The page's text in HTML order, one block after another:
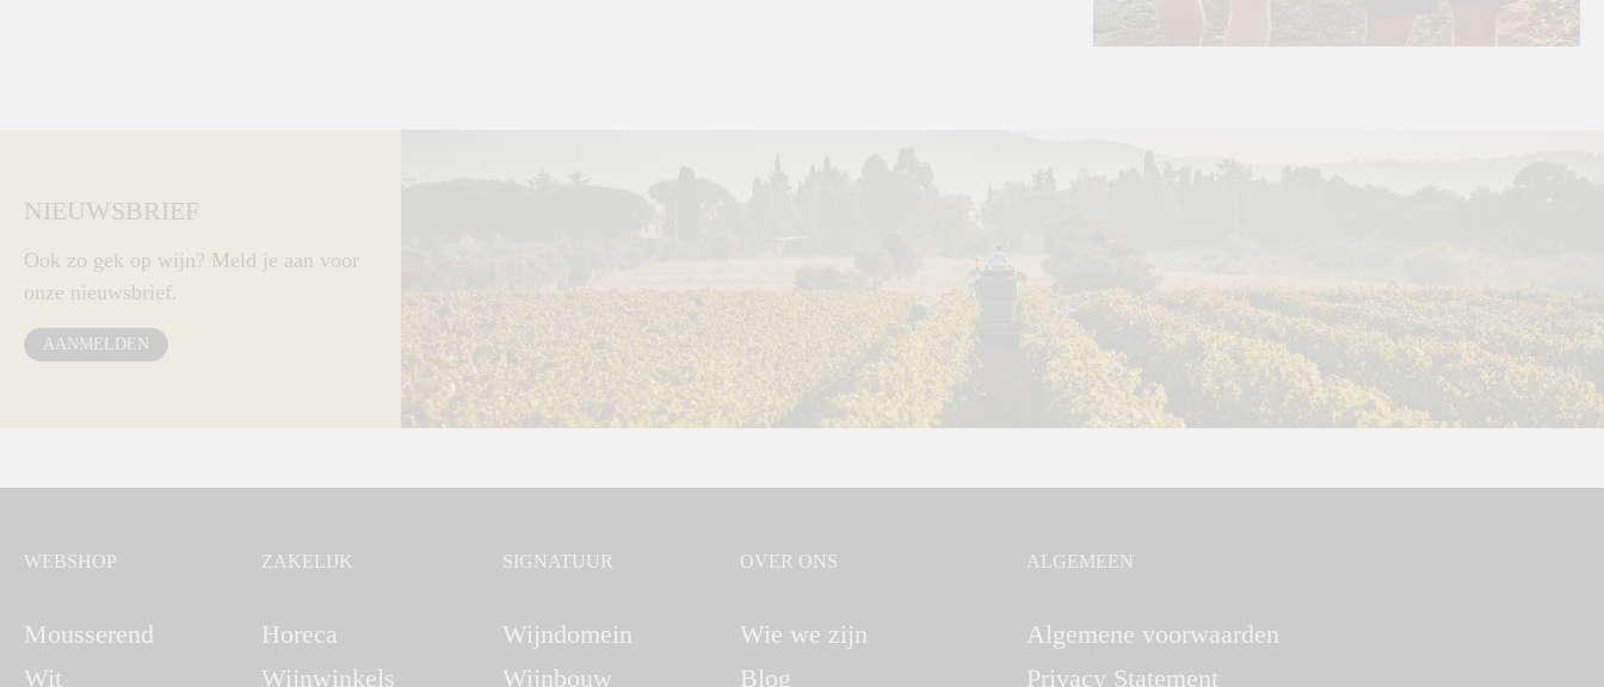
NIEUWSBRIEF
Ook zo gek op wijn? Meld je aan voor
onze nieuwsbrief.
AANMELDEN
WEBSHOP
Mousserend
Wit
ZAKELIJK
Horeca
Wijnwinkels
SIGNATUUR
Wijndomein
Wijnbouw
OVER ONS
Wie we zijn
Blog
ALGEMEEN
Algemene voorwaarden
Privacy Statement